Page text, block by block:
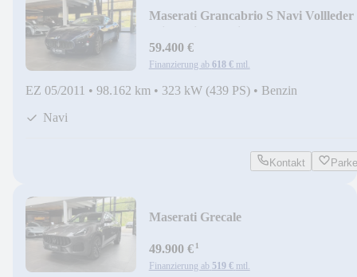
Maserati Grancabrio S Navi Vollleder
59.400 €
Finanzierung ab 618 € mtl.
EZ 05/2011 • 98.162 km • 323 kW (439 PS) • Benzin
Navi
Kontakt
Maserati Grecale
ZOLL
49.900 €¹
Finanzierung ab 519 € mtl.